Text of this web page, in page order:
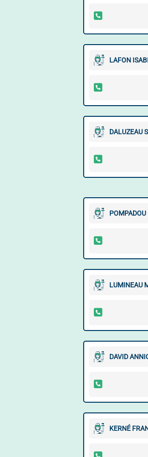
LAFON
DALUZEAU
LUMINEAU
DAVID
KERNÉ